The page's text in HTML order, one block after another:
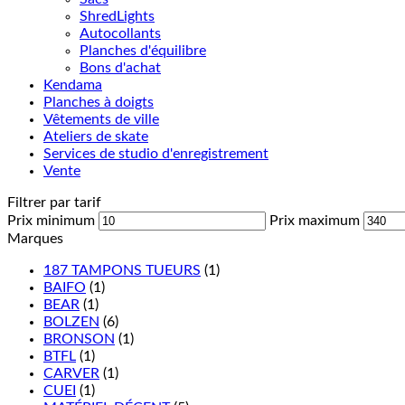
ShredLights
Autocollants
Planches d'équilibre
Bons d'achat
Kendama
Planches à doigts
Vêtements de ville
Ateliers de skate
Services de studio d'enregistrement
Vente
Filtrer par tarif
Prix minimum
Prix maximum
Marques
187 TAMPONS TUEURS (1)
BAIFO (1)
BEAR (1)
BOLZEN (6)
BRONSON (1)
BTFL (1)
CARVER (1)
CUEI (1)